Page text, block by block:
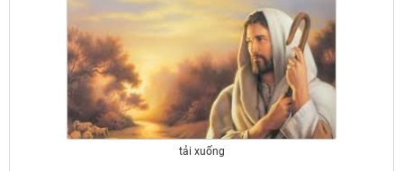
tải xuống